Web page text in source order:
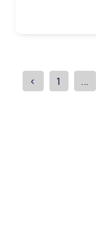
< 1 ...